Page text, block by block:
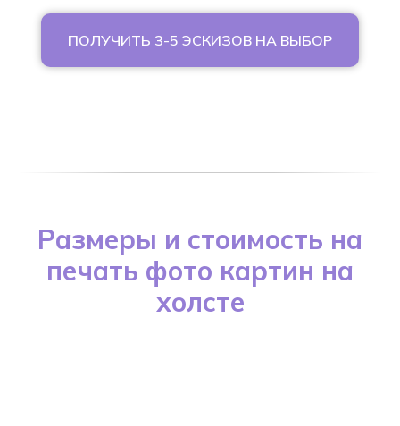
ПОЛУЧИТЬ 3-5 ЭСКИЗОВ НА ВЫБОР
Размеры и стоимость на
печать фото картин на
холсте